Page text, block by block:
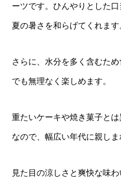
ーツです。ひんやりとした
夏の暑さを和らげてくれます
さらに、水分を多く含むた
でも無理なく楽しめます。
重たいケーキや焼き菓子と
なので、幅広い年代に親しま
見た目の涼しさと爽快な味